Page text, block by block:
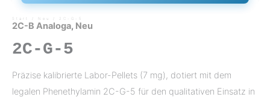
Start Neu / 2C-G-5
2C-B Analoga, Neu
2C-G-5
Präzise kalibrierte Labor-Pellets (7 mg), dotiert mit dem
legalen Phenethylamin 2C-G-5 für den qualitativen Einsatz in